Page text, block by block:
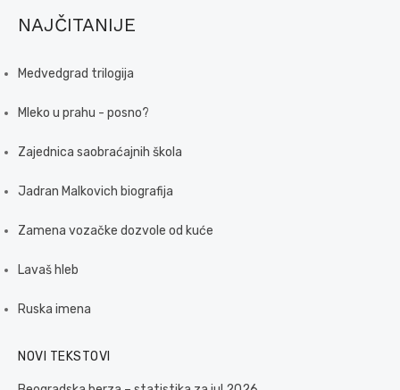
NAJČITANIJE
Medvedgrad trilogija
Mleko u prahu - posno?
Zajednica saobraćajnih škola
Jadran Malkovich biografija
Zamena vozačke dozvole od kuće
Lavaš hleb
Ruska imena
NOVI TEKSTOVI